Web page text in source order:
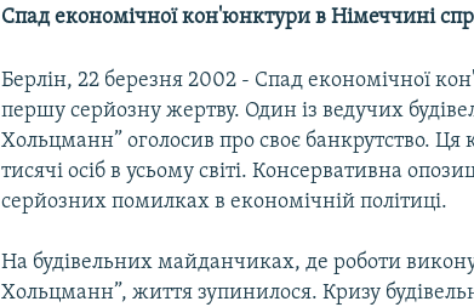
Спад економічної кон'юнктури в Німеччині
Берлін, 22 березня 2002 - Спад економічної
першу серйозну жертву. Один із ведучих
Хольцманн” оголосив про своє банкрутство. Ця
тисячі осіб в усьому світі. Консервативна
серйозних помилках в економічній політиці.
На будівельних майданчиках, де роботи
Хольцманн”, життя зупинилося. Кризу